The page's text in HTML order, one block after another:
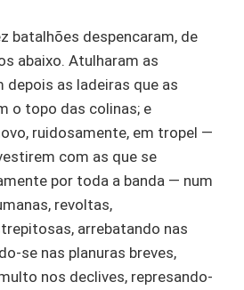
batalhões despencaram, de
abaixo. Atulharam as
depois as ladeiras que as
o topo das colinas; e
ruidosamente, em tropel —
com as que se
por toda a banda — num
revoltas,
arrebatando nas
se nas planuras breves,
nos declives, represando-